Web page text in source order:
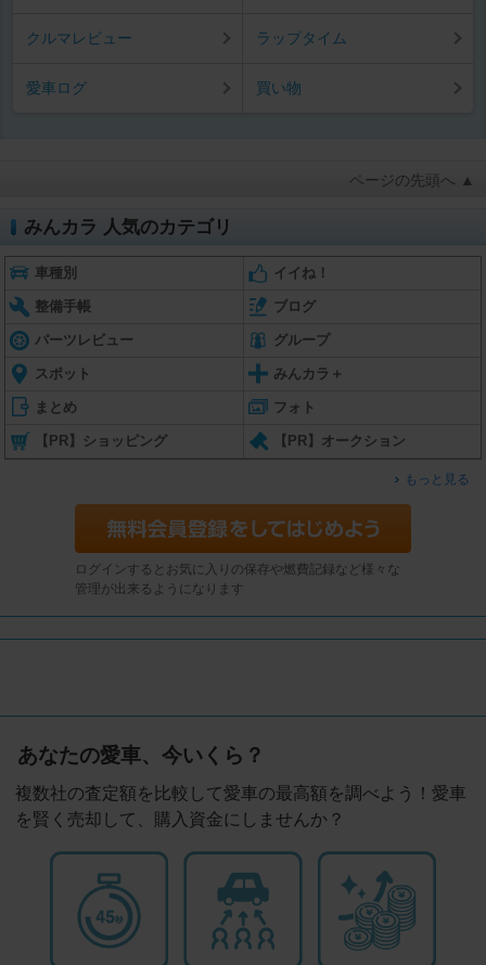
クルマレビュー ラップタイム
愛車ログ 買い物
ページの先頭へ ▲
みんカラ 人気のカテゴリ
車種別 イイね！
整備手帳 ブログ
パーツレビュー グループ
スポット みんカラ＋
まとめ フォト
【PR】ショッピング 【PR】オークション
もっと見る
ログインするとお気に入りの保存や燃費記録など様々な
管理が出来るようになります
あなたの愛車、今いくら？
複数社の査定額を比較して愛車の最高額を調べよう！愛車
を賢く売却して、購入資金にしませんか？